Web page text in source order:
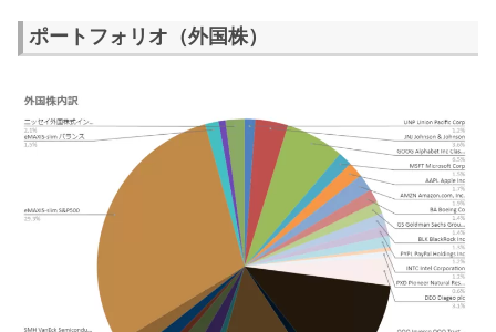
ポートフォリオ（外国株）